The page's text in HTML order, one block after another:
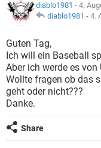
WHATSAPP
WINDOWS 10
WHATSAPP
FACEBOOK
SPIELE
WINDOWS 10
WHATSAPP
FACEBOOK
LEXIKON
SPIELE
ANDROID
WINDOWS 10
WHATSAPP
FACEBOOK
diablo1981 - 4.
diablo1981 - 4.
Guten Tag,
Ich will ein Baseball
Aber ich werde es von
Wollte fragen ob das
geht oder nicht???
Danke.
Share